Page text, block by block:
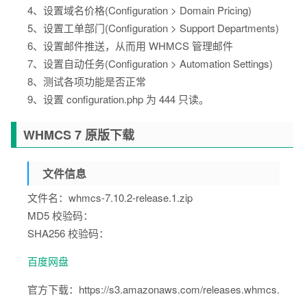
4、设置域名价格(Configuration > Domain Pricing)
5、设置工单部门(Configuration > Support Departments)
6、设置邮件推送，从而用 WHMCS 管理邮件
7、设置自动任务(Configuration > Automation Settings)
8、测试各项功能是否正常
9、设置 configuration.php 为 444 只读。
WHMCS 7 原版下载
文件信息
文件名：whmcs-7.10.2-release.1.zip
MD5 校验码：
SHA256 校验码：
百度网盘
官方下载：https://s3.amazonaws.com/releases.whmcs.